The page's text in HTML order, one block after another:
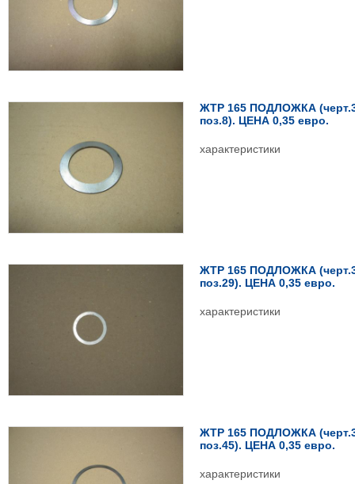
ЖТР 165 ПОДЛОЖКА
поз.8). ЦЕНА 0,35 евро.
характеристики
ЖТР 165 ПОДЛОЖКА
поз.29). ЦЕНА 0,35 евро.
характеристики
ЖТР 165 ПОДЛОЖКА
поз.45). ЦЕНА 0,35 евро.
характеристики